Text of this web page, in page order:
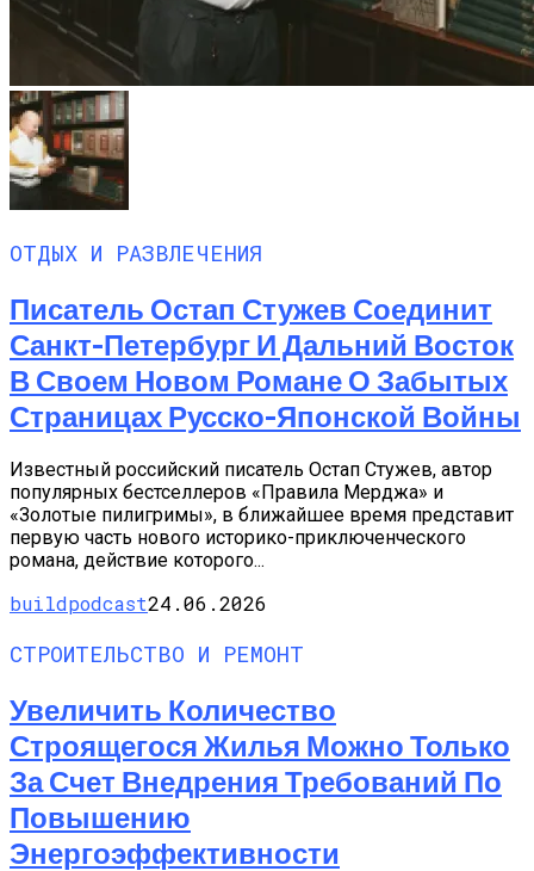
ОТДЫХ И РАЗВЛЕЧЕНИЯ
Писатель Остап Стужев Соединит
Санкт-Петербург И Дальний Восток
В Своем Новом Романе О Забытых
Страницах Русско-Японской Войны
Известный российский писатель Остап Стужев, автор
популярных бестселлеров «Правила Мерджа» и
«Золотые пилигримы», в ближайшее время представит
первую часть нового историко-приключенческого
романа, действие которого...
buildpodcast24.06.2026
СТРОИТЕЛЬСТВО И РЕМОНТ
Увеличить Количество
Строящегося Жилья Можно Только
За Счет Внедрения Требований По
Повышению
Энергоэффективности